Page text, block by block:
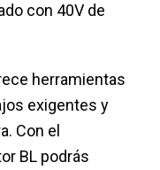
con 40V de
herramientas
exigentes y
Con el
BL podrás